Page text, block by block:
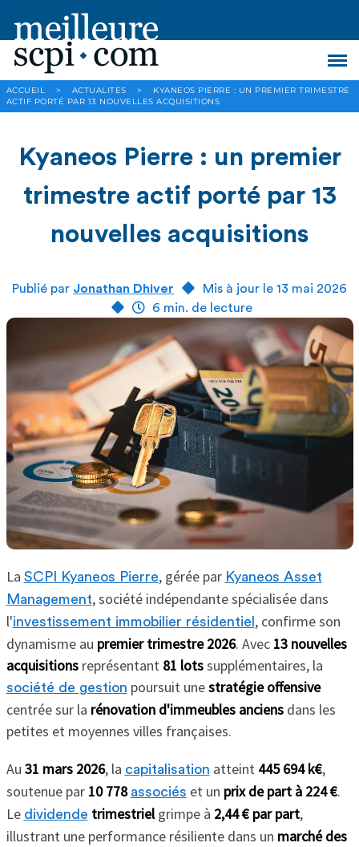
ACCUEIL > ACTUALITES >
KYANEOS PIERRE : UN PREMIER TRIMESTRE
ACTIF PORTÉ PAR 13 NOUVELLES ACQUISITIONS
Kyaneos Pierre : un premier
trimestre actif porté par 13
nouvelles acquisitions
Publié par Jonathan Dhiver
Mis à jour le 13 mai 2026
6 min. de lecture
La SCPI Kyaneos Pierre, gérée par Kyaneos Asset
Management, société indépendante spécialisée dans
l'investissement immobilier résidentiel , confirme son
dynamisme au premier trimestre 2026. Avec 13 nouvelles
acquisitionsreprésentant 81 lotssupplémentaires, la
société de gestion poursuit unestratégie offensive
centrée sur la rénovation d'immeubles anciensdans les
petites et moyennes villes françaises.
Au 31 mars 2026, la capitalisation atteint 445 694 k€,
soutenue par 10 778 associés et un prix de part à 224 €.
Le dividende trimestrielgrimpe à 2,44 € par part,
illustrant une performance résiliente dans un marché des